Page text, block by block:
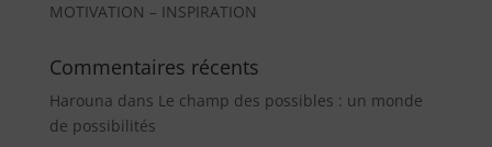
MOTIVATION – INSPIRATION
Commentaires récents
Harouna dans Le champ des possibles : un monde
de possibilités